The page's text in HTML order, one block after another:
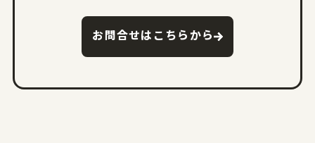
お問合せはこちらから